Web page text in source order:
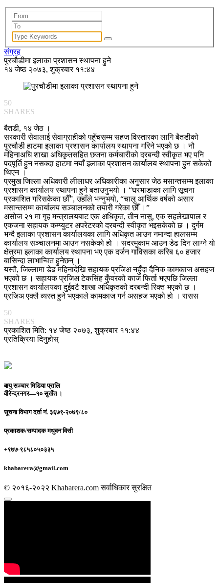
संग्रह
पुरचौडीमा इलाका प्रशासन स्थापना हुने
१४ जेष्ठ २०७३, शुक्रबार ११:४४
50
SHARES
बैतडी, १४ जेठ ।
सरकारी सेवालाई सेवाग्राहीको पहुँचसम्म सहज विस्तारका लागि बैतडीको
पुरचौडी हाटमा इलाका प्रशासन कार्यालय स्थापना गरिने भएको छ । नौ
महिनाअघि शाखा अधिकृतसहित छजना कर्मचारीको दरबन्दी स्वीकृत भए पनि
पदपूर्ति हुन नसक्दा हाटमा नयाँ इलाका प्रशासन कार्यालय स्थापना हुन सकेको
थिएन ।
प्रमुख जिल्ला अधिकारी लीलाधर अधिकारीका अनुसार जेठ मसान्तसम्म इलाका
प्रशासन कार्यालय स्थापना हुने बताउनुभयो । “घरभाडाका लागि सूचना
प्रकाशित गरिसकेका छौँ”, उहाँले भन्नुभयो, “चालु आर्थिक वर्षको असार
मसान्तसम्म कार्यालय सञ्चालनको तयारी गरेका छौँ ।”
असोज २१ मा गृह मन्त्रालयबाट एक अधिकृत, तीन नासु, एक सहलेखापाल र
एकजना सहायक कम्प्युटर अपरेटरको दरबन्दी स्वीकृत भइसकेको छ । दुर्गम
भन्दै इलाका प्रशासन कार्यालयका लागि अधिकृत आउन नमान्दा हालसम्म
कार्यालय सञ्चालनमा आउन नसकेको हो । सदरमुकाम आउन डेढ दिन लाग्ने यो
क्षेत्रमा इलाका कार्यालय स्थापना भए एक दर्जन गाविसका करिब ६० हजार
बासिन्दा लाभान्वित हुनेछन् ।
यस्तै, जिल्लामा डेढ महिनादेखि सहायक प्रजिअ नहुँदा दैनिक कामकाज असहज
भएको छ । सहायक प्रजिअ टेकसिंह कुँवरको काज फिर्ता भएपछि जिल्ला
प्रशासन कार्यालयका दुईवटै शाखा अधिकृतको दरबन्दी रिक्त भएको छ ।
प्रजिअ एक्लै व्यस्त हुने भएकाले कामकाज गर्न असहज भएको हो । रासस
50
SHARES
प्रकाशित मिति: १४ जेष्ठ २०७३, शुक्रबार ११:४४
प्रतिक्रिया दिनुहोस्
बायु सञ्चार मिडिया प्रालि
वीरेन्द्रनगर—१० सुर्खेत ।
सूचना विभाग दर्ता नं. ३६७९-२०७९/८०
प्रकाशक/सम्पादकमधुवन विसी
+९७७-९८५८०५०३३५
khabarera@gmail.com
© २०१६-२०२२ Khabarera.com सर्वाधिकार सुरक्षित